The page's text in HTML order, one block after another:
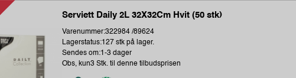
Serviett Daily 2L 32X32Cm Hvit (50 stk)
Varenummer:322984 /89624
Lagerstatus:127 stk på lager.
Sendes om:1-3 dager
Obs, kun3 Stk. til denne tilbudsprisen